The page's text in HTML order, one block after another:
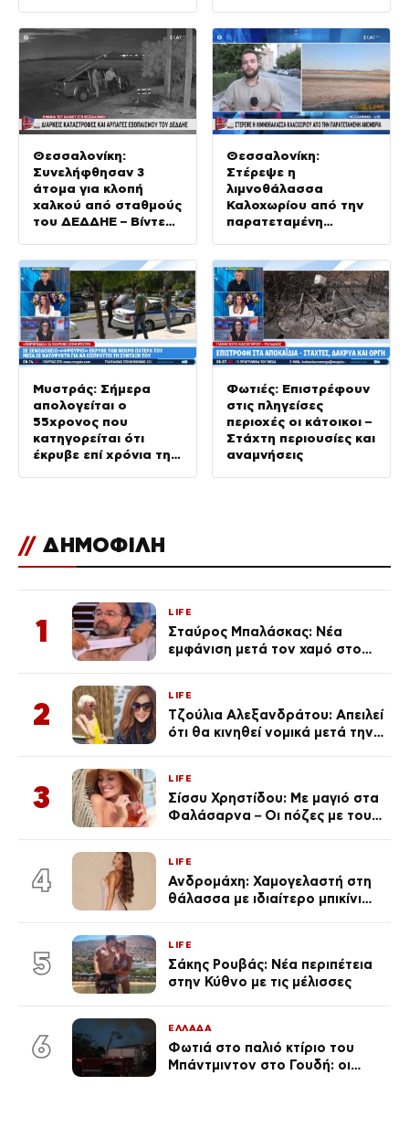
Θεσσαλονίκη:
Συνελήφθησαν 3
άτομα για κλοπή
χαλκού από σταθμούς
του ΔΕΔΔΗΕ – Βίντεο
Θεσσαλονίκη:
Στέρεψε η
λιμνοθάλασσα
Καλοχωρίου από την
παρατεταμένη
Μυστράς: Σήμερα
απολογείται ο
55χρονος που
κατηγορείται ότι
έκρυβε επί χρόνια τη
Φωτιές: Επιστρέφουν
στις πληγείσες
περιοχές οι κάτοικοι –
Στάχτη περιουσίες και
αναμνήσεις
// ΔΗΜΟΦΙΛΗ
1
LIFE
Σταύρος Μπαλάσκας: Νέα
εμφάνιση μετά τον χαμό στο
2
LIFE
Τζούλια Αλεξανδράτου: Απειλεί
ότι θα κινηθεί νομικά μετά την
3
LIFE
Σίσσυ Χρηστίδου: Με μαγιό στα
Φαλάσαρνα – Οι πόζες με τους
4
LIFE
Ανδρομάχη: Χαμογελαστή στη
θάλασσα με ιδιαίτερο μπικίνι
5
LIFE
Σάκης Ρουβάς: Νέα περιπέτεια
στην Κύθνο με τις μέλισσες
6
ΕΛΛΑΔΑ
Φωτιά στο παλιό κτίριο του
Μπάντμιντον στο Γουδή: οι